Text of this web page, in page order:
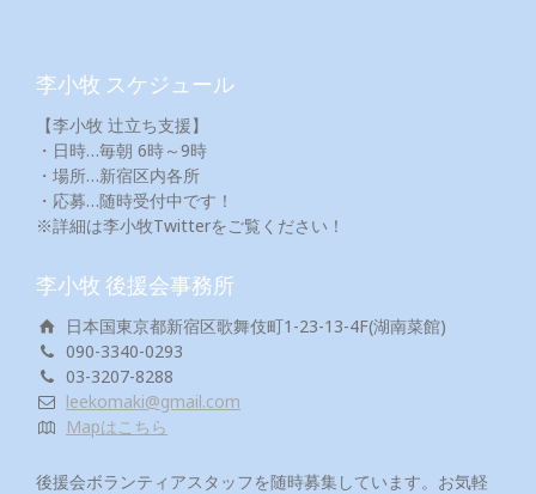
李小牧 スケジュール
【李小牧 辻立ち支援】
・日時…毎朝 6時～9時
・場所…新宿区内各所
・応募…随時受付中です！
※詳細は李小牧Twitterをご覧ください！
李小牧 後援会事務所
日本国東京都新宿区歌舞伎町1-23-13-4F(湖南菜館)
090-3340-0293
03-3207-8288
leekomaki@gmail.com
Mapはこちら
後援会ボランティアスタッフを随時募集しています。お気軽